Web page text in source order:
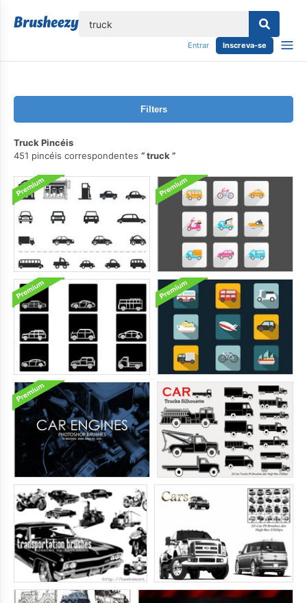
Entrar Inscreva-se
Filters
Truck Pincéis
451 pincéis correspondentes
truck